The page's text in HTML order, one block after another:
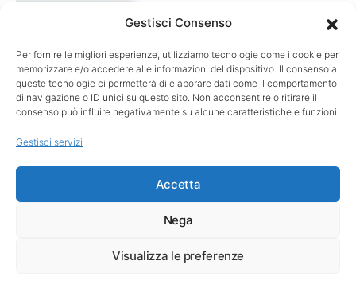
Gestisci Consenso
Per fornire le migliori esperienze, utilizziamo tecnologie come i cookie per
memorizzare e/o accedere alle informazioni del dispositivo. Il consenso a
queste tecnologie ci permetterà di elaborare dati come il comportamento
di navigazione o ID unici su questo sito. Non acconsentire o ritirare il
consenso può influire negativamente su alcune caratteristiche e funzioni.
Gestisci servizi
Accetta
Nega
Visualizza le preferenze
GARE
Kuwaki regina a Royal Lytham: suo l’AIG
Women’s Open al playoff
Shiho Kuwaki è la nuova campionessa dell’AIG Women’s Open.